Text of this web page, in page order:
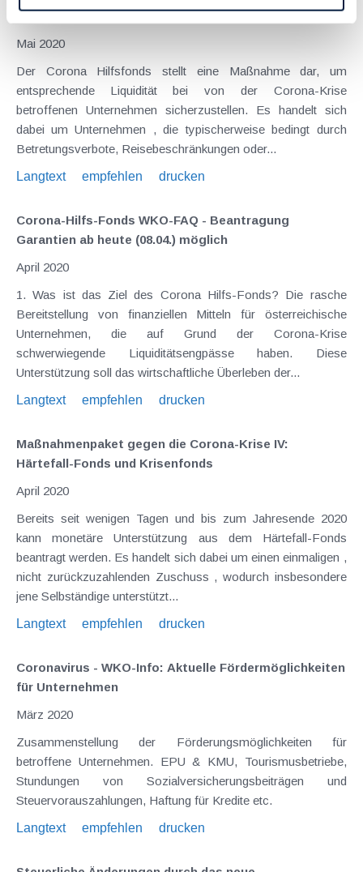
Fixkostenzuschüsse
Mai 2020
Der Corona Hilfsfonds stellt eine Maßnahme dar, um
entsprechende Liquidität bei von der Corona-Krise
betroffenen Unternehmen sicherzustellen. Es handelt sich
dabei um Unternehmen , die typischerweise bedingt durch
Betretungsverbote, Reisebeschränkungen oder...
Langtext
empfehlen drucken
Corona-Hilfs-Fonds WKO-FAQ - Beantragung
Garantien ab heute (08.04.) möglich
April 2020
1. Was ist das Ziel des Corona Hilfs-Fonds? Die rasche
Bereitstellung von finanziellen Mitteln für österreichische
Unternehmen, die auf Grund der Corona-Krise
schwerwiegende Liquiditätsengpässe haben. Diese
Unterstützung soll das wirtschaftliche Überleben der...
Langtext
empfehlen drucken
Maßnahmenpaket gegen die Corona-Krise IV:
Härtefall-Fonds und Krisenfonds
April 2020
Bereits seit wenigen Tagen und bis zum Jahresende 2020
kann monetäre Unterstützung aus dem Härtefall-Fonds
beantragt werden. Es handelt sich dabei um einen einmaligen ,
nicht zurückzuzahlenden Zuschuss , wodurch insbesondere
jene Selbständige unterstützt...
Langtext
empfehlen drucken
Coronavirus - WKO-Info: Aktuelle Fördermöglichkeiten
für Unternehmen
März 2020
Zusammenstellung der Förderungsmöglichkeiten für
betroffene Unternehmen. EPU & KMU, Tourismusbetriebe,
Stundungen von Sozialversicherungsbeiträgen und
Steuervorauszahlungen, Haftung für Kredite etc.
Langtext
empfehlen drucken